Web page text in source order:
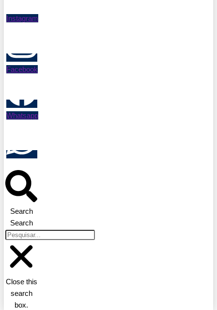
Instagram
Facebook
Whatsapp
Search
Search
Close this
search
box.